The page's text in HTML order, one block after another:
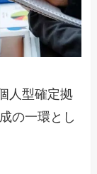
人型確定拠
の一環とし